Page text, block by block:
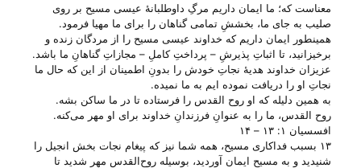
معناست که؛ ما ایمان داریم مرگِ داوطلبانهٔ عیسی مسیح بر روی
صلیب به جای ما، بخششِ تمامی گناهان را برای ما مهیا فرمود.
همینطور ایمان داریم که خداوند عیسی مسیح را از مردگان زنده و
برخیزانید، تا اثباتِ پذیرشِ – پرداختِ کاملِ – مجازاتِ گناهانِ ما باشد.
عزیزان خداوند هدیهٔ نجاتِ خودش را بدونِ اطمینان از این که حال ما
نجاتِ او را دریافت نموده ایم به ما نمیده.
به همین دلیله که او روح القدس را فرستاده تا در ما ساکن بشه.
روح القدس، ما را به عنوانِ فرزندانِ خداوند برای او مهر می‌‌کنه.
افسسیان ۱: ۱۳ – ۱۴
۱۳ بسبب فداکاری مسیح، همه شما نیز که پیغام نجات بخش انجیل را
شنیدید و به مسیح ایمان آوردید، بوسیله روح‌القدس مهر شدید تا